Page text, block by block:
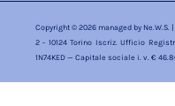
Copyright © 2026 managed by Ne.W.S.
2 - 10124 Torino Iscriz. Ufficio
1N74KED — Capitale sociale i. v. €